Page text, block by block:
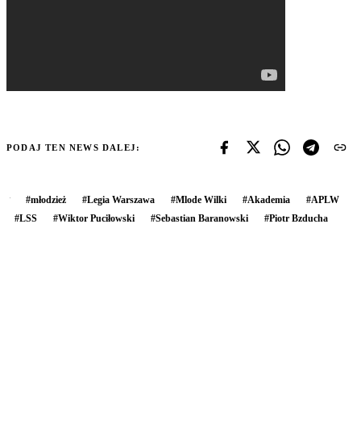
PODAJ TEN NEWS DALEJ:
#młodzież #Legia Warszawa #Mlode Wilki #Akademia #APLW
#LSS #Wiktor Puciłowski #Sebastian Baranowski #Piotr Bzducha